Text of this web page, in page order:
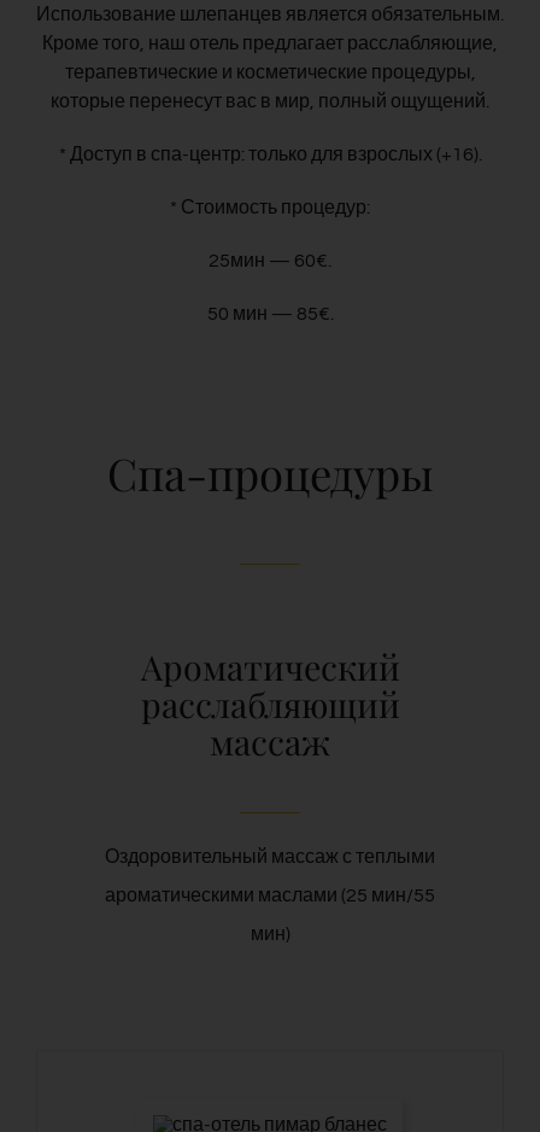
Использование шлепанцев является обязательным.
Кроме того, наш отель предлагает расслабляющие,
терапевтические и косметические процедуры,
которые перенесут вас в мир, полный ощущений.
* Доступ в спа-центр: только для взрослых (+16).
* Стоимость процедур:
25мин — 60€.
50 мин — 85€.
Спа-процедуры
Ароматический
расслабляющий
массаж
Оздоровительный массаж с теплыми
ароматическими маслами (25 мин/55
мин)